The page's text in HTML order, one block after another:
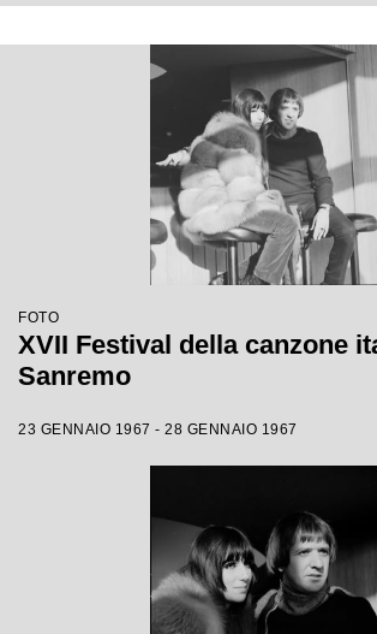
FOTO
XVII Festival della canzone
Sanremo
23 GENNAIO 1967 - 28 GENNAIO 1967